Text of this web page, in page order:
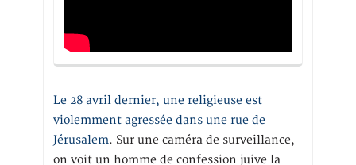
Le 28 avril dernier, une religieuse est
violemment agressée dans une rue de
Jérusalem. Sur une caméra de surveillance,
on voit un homme de confession juive la